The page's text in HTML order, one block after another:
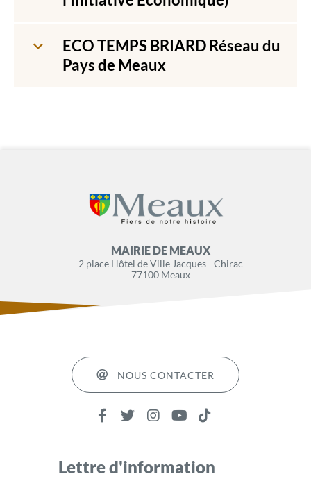
ECO TEMPS BRIARD Réseau du
Pays de Meaux
MAIRIE DE MEAUX
2 place Hôtel de Ville Jacques - Chirac
77100 Meaux
NOUS CONTACTER
Lettre d'information